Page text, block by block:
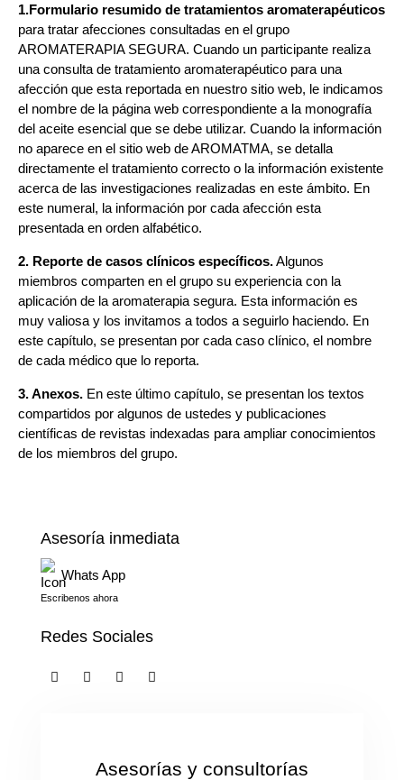
1.Formulario resumido de tratamientos aromaterapéuticos
para tratar afecciones consultadas en el grupo
AROMATERAPIA SEGURA. Cuando un participante realiza
una consulta de tratamiento aromaterapéutico para una
afección que esta reportada en nuestro sitio web, le indicamos
el nombre de la página web correspondiente a la monografía
del aceite esencial que se debe utilizar. Cuando la información
no aparece en el sitio web de AROMATMA, se detalla
directamente el tratamiento correcto o la información existente
acerca de las investigaciones realizadas en este ámbito. En
este numeral, la información por cada afección esta
presentada en orden alfabético.
2. Reporte de casos clínicos específicos.Algunos
miembros comparten en el grupo su experiencia con la
aplicación de la aromaterapia segura. Esta información es
muy valiosa y los invitamos a todos a seguirlo haciendo. En
este capítulo, se presentan por cada caso clínico, el nombre
de cada médico que lo reporta.
3. Anexos. En este último capítulo, se presentan los textos
compartidos por algunos de ustedes y publicaciones
científicas de revistas indexadas para ampliar conocimientos
de los miembros del grupo.
Asesoría inmediata
Whats App
Escribenos ahora
Redes Sociales
Asesorías y consultorías